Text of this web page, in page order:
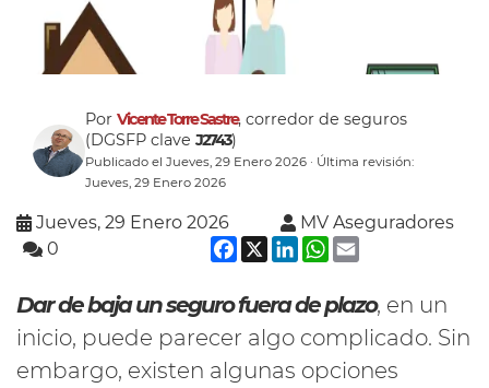
Por Vicente Torre Sastre, corredor de seguros
(DGSFP clave J2743)
Publicado el Jueves, 29 Enero 2026 · Última revisión:
Jueves, 29 Enero 2026
Jueves, 29 Enero 2026
MV Aseguradores
0
Facebook
X LinkedInWhatsApp
Dar de baja un seguro fuera de plazo, en un
inicio, puede parecer algo complicado. Sin
embargo, existen algunas opciones